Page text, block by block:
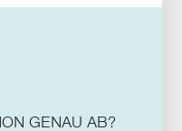
GENAU AB?